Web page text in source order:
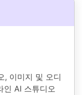
, 이미지 및 오디
인 AI 스튜디오